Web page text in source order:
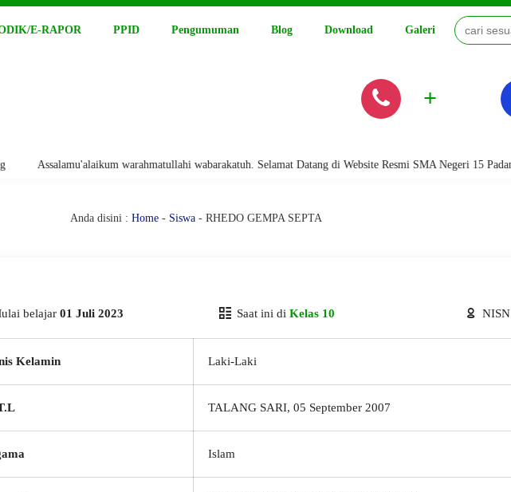
E-RAPOR PPID Pengumuman Blog Download Galeri Video
+
Assalamu'alaikum warahmatullahi wabarakatuh. Selamat Datang di Website Resmi SMA Negeri 15 Padang
Anda disini : Home - Siswa - RHEDO GEMPA SEPTA
belajar 01 Juli 2023 Saat ini di Kelas 10 NISN
Kelamin Laki-Laki
TALANG SARI, 05 September 2007
Islam